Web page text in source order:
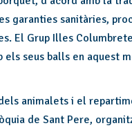
garanties sanitàries,
El Grup Illes
els seus balls en aquest
animalets i el
de Sant Pere,